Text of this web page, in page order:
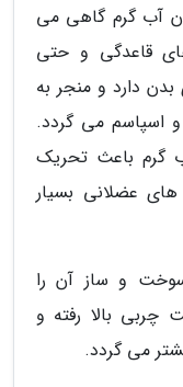
آب گرم گاهی می
قاعدگی و حتی
دارد و منجر به
می گردد.
گرم باعث تحریک
عضلانی بسیار
و ساز آن را
بالا رفته و
می گردد.